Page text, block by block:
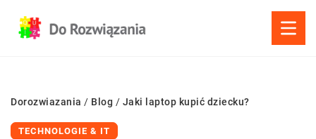
Dorozwiazania / Blog / Jaki laptop kupić dziecku?
TECHNOLOGIE & IT